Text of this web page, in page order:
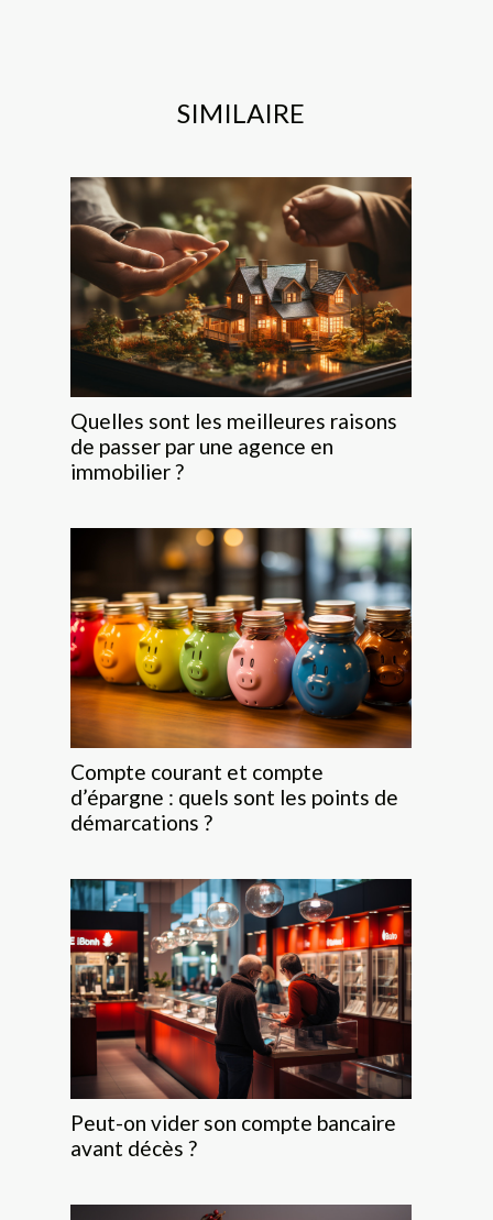
SIMILAIRE
Quelles sont les meilleures raisons
de passer par une agence en
immobilier ?
Compte courant et compte
d’épargne : quels sont les points de
démarcations ?
Peut-on vider son compte bancaire
avant décès ?